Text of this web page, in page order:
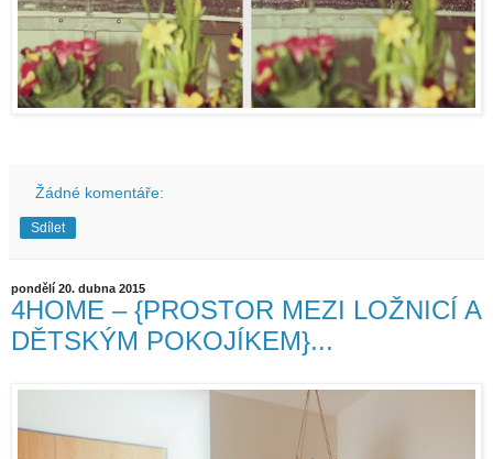
Žádné komentáře:
Sdílet
pondělí 20. dubna 2015
4HOME – {PROSTOR MEZI LOŽNICÍ A
DĚTSKÝM POKOJÍKEM}...